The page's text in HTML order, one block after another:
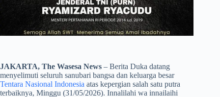
JAKARTA, The Wasesa News – Berita Duka datang
menyelimuti seluruh sanubari bangsa dan keluarga besar
Tentara Nasional Indonesia atas kepergian salah satu putra
terbaiknya, Minggu (31/05/2026). Innalilahi wa innailaihi